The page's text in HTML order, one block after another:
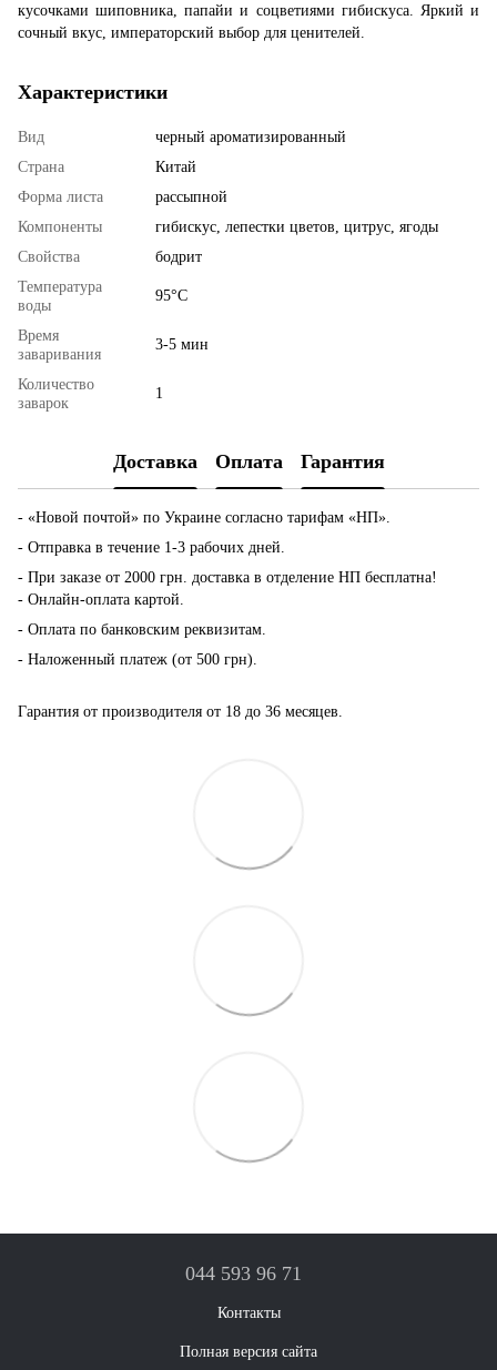
кусочками шиповника, папайи и соцветиями гибискуса. Яркий и
сочный вкус, императорский выбор для ценителей.
Характеристики
Вид
черный ароматизированный
Страна
Китай
Форма листа
рассыпной
Компоненты
гибискус, лепестки цветов, цитрус, ягоды
Свойства
бодрит
Температура
воды
95°С
Время
заваривания
3-5 мин
Количество
заварок
1
Доставка Оплата Гарантия
- «Новой почтой» по Украине согласно тарифам «НП».
- Отправка в течение 1-3 рабочих дней.
- При заказе от 2000 грн. доставка в отделение НП бесплатна!
- Онлайн-оплата картой.
- Оплата по банковским реквизитам.
- Наложенный платеж (от 500 грн).
Гарантия от производителя от 18 до 36 месяцев.
044 593 96 71
Контакты
Полная версия сайта